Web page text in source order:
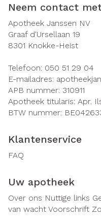
Neem contact
Apotheek Janssen NV
Graaf d'Ursellaan 19
8301 Knokke-Heist
Telefoon: 050 51 29 04
E-mailadres:
APB nummer: 310911
Apotheek titularis: Apr.
BTW nummer:
Klantenservice
FAQ
Uw apotheek
Over ons Nuttige links
van wacht Voorschrift